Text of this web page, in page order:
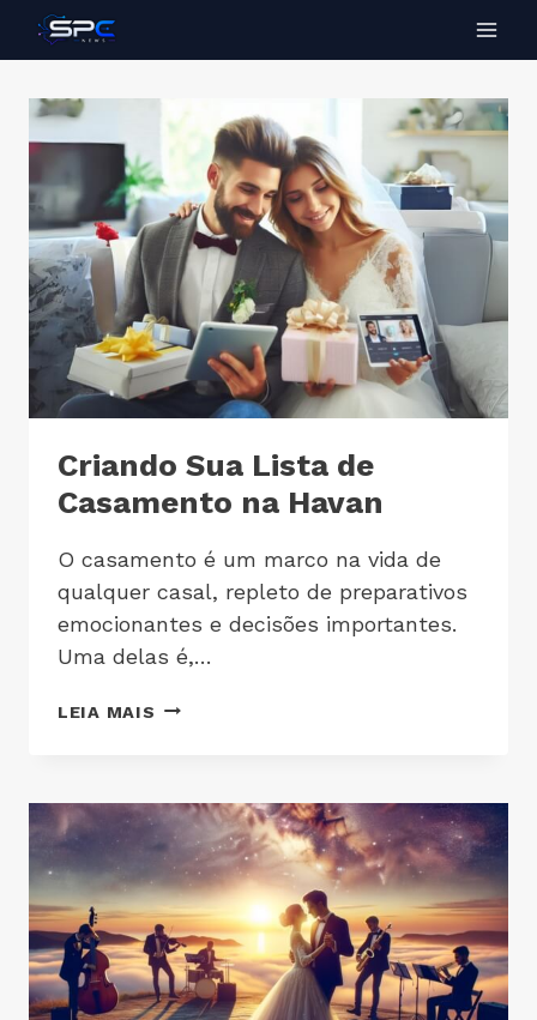
Criando Sua Lista de
Casamento na Havan
O casamento é um marco na vida de
qualquer casal, repleto de preparativos
emocionantes e decisões importantes.
Uma delas é,…
LEIA MAIS